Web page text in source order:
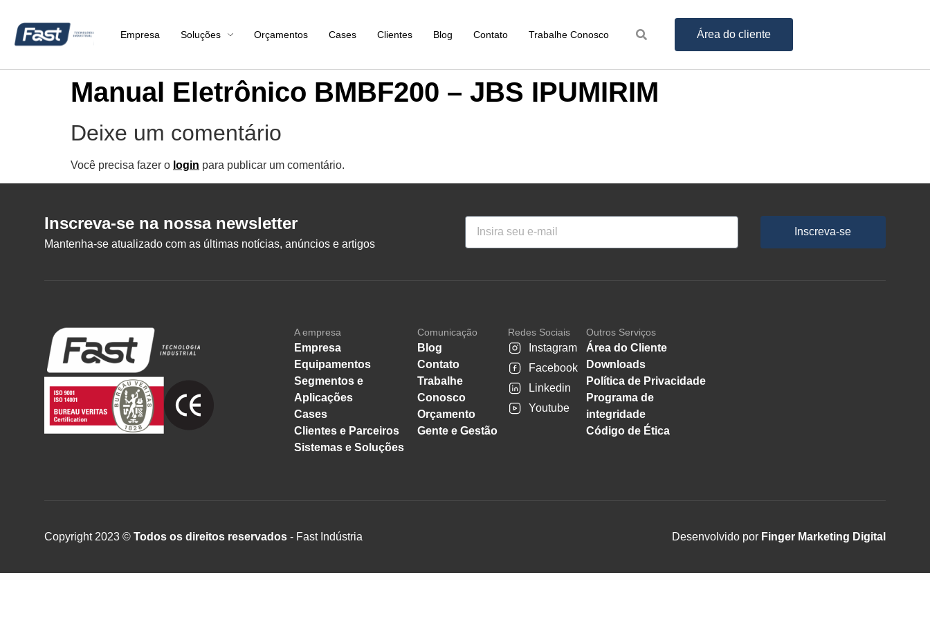
Empresa Soluções Orçamentos Cases Clientes Blog Contato Trabalhe Conosco Área do cliente
Manual Eletrônico BMBF200 – JBS IPUMIRIM
Deixe um comentário
Você precisa fazer o login para publicar um comentário.
Inscreva-se na nossa newsletter
Mantenha-se atualizado com as últimas notícias, anúncios e artigos
Inscreva-se
A empresa
Empresa
Equipamentos
Segmentos e
Aplicações
Cases
Clientes e Parceiros
Sistemas e Soluções
Comunicação
Blog
Contato
Trabalhe
Conosco
Orçamento
Gente e Gestão
Redes Sociais
Instagram
Facebook
Linkedin
Youtube
Outros Serviços
Área do Cliente
Downloads
Política de Privacidade
Programa de
integridade
Código de Ética
Copyright 2023 © Todos os direitos reservados - Fast Indústria Desenvolvido por Finger Marketing Digital